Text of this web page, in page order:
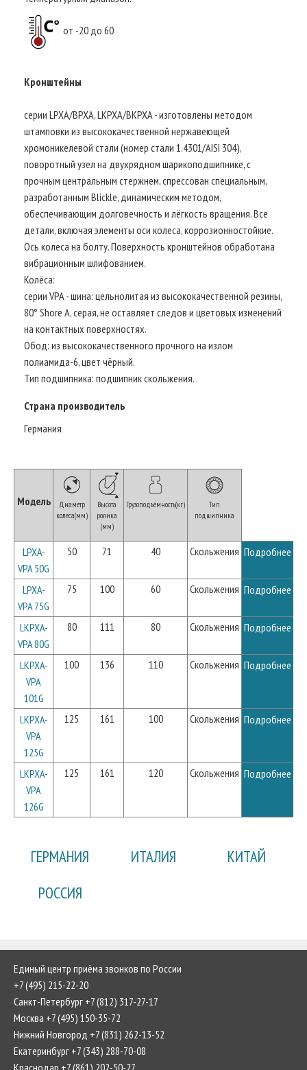
от -20 до 60
Кронштейны
серии LPXA/BPXA, LKPXA/BKPXA - изготовлены методом
штамповки из высококачественной нержавеющей
хромоникелевой стали (номер стали 1.4301/AISI 304),
поворотный узел на двухрядном шарикоподшипнике, с
прочным центральным стержнем, спрессован специальным,
разработанным Blickle, динамическим методом,
обеспечивающим долговечность и лёгкость вращения. Все
детали, включая элементы оси колеса, коррозионностойкие.
Ось колеса на болту. Поверхность кронштейнов обработана
вибрационным шлифованием.
Колёса:
серии VPA - шина: цельнолитая из высококачественной резины,
80° Shore A, серая, не оставляет следов и цветовых изменений
на контактных поверхностях.
Обод: из высококачественного прочного на излом
полиамида-6, цвет чёрный.
Тип подшипника: подшипник скольжения.
Страна производитель
Германия
Модель
Диаметр
колеса(мм)
Высота
ролика
(мм)
Грузоподъёмность(кг)
Тип
подшипника
LPXA-
VPA 50G
50 71 40 Скольжения Подробнее
LPXA-
VPA 75G
75 100 60 Скольжения Подробнее
LKPXA-
VPA 80G
80 111 80 Скольжения Подробнее
LKPXA-
VPA
101G
100 136 110 Скольжения Подробнее
LKPXA-
VPA
125G
125 161 100 Скольжения Подробнее
LKPXA-
VPA
126G
125 161 120 Скольжения Подробнее
ГЕРМАНИЯ ИТАЛИЯ
КИТАЙ
РОССИЯ
Единый центр приёма звонков по России
+7 (495) 215-22-20
Санкт-Петербург +7 (812) 317-27-17
Москва +7 (495) 150-35-72
Нижний Новгород +7 (831) 262-13-52
Екатеринбург +7 (343) 288-70-08
Краснодар +7 (861) 202-50-27